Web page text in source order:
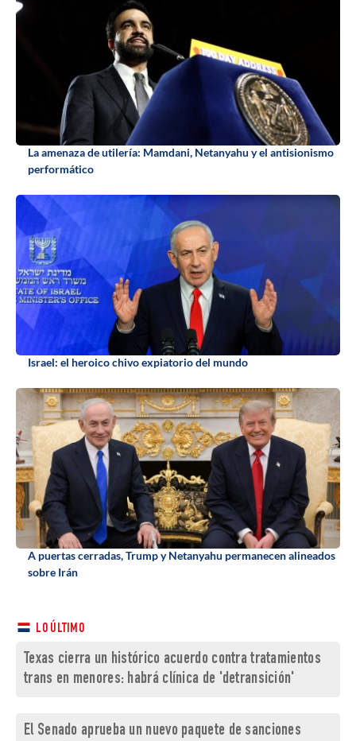
La amenaza de utilería: Mamdani, Netanyahu y el antisionismo
performático
Israel: el heroico chivo expiatorio del mundo
A puertas cerradas, Trump y Netanyahu permanecen alineados
sobre Irán
LO ÚLTIMO
Texas cierra un histórico acuerdo contra tratamientos
trans en menores: habrá clínica de 'detransición'
El Senado aprueba un nuevo paquete de sanciones